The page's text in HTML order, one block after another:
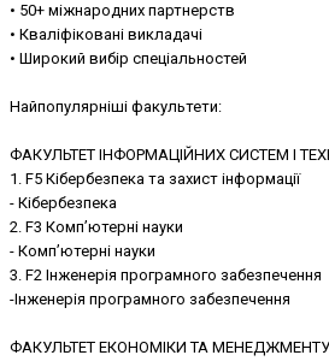
• 50+ міжнародних партнерcтв
• Кваліфіковані викладачі
• Широкий вибір спеціальностей
Найпопулярніші факультети:
ФАКУЛЬТЕТ ІНФОРМАЦІЙНИХ СИСТЕМ І
1. F5 Кібербезпека та захист інформації
- Кібербезпека
2. F3 Комп’ютерні науки
- Комп’ютерні науки
3. F2 Інженерія програмного забезпечення
-Інженерія програмного забезпечення
ФАКУЛЬТЕТ ЕКОНОМІКИ ТА МЕНЕДЖМЕНТУ